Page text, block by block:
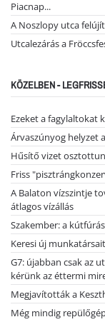
Piacnap...
A Noszlopy utca
Utcalezárás a
KÖZELBEN -
Ezeket a fagylaltokat
Árvaszúnyog helyzet
Hűsítő vizet
Friss
A Balaton vízszintje
átlagos vízállás
Szakember: a
Keresi új
G7: újabban csak az
kérünk az éttermi
Megjavították a
Még mindig